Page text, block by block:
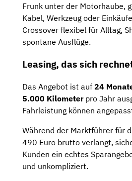
Frunk unter der Motorhaube,
Kabel, Werkzeug oder
Crossover flexibel für Alltag,
spontane Ausflüge.
Leasing, das sich
Das Angebot ist auf 24
5.000 Kilometerpro Jahr
Fahrleistung können
Während der Marktführer für
490 Euro brutto verlangt,
Kunden ein echtes
und unkompliziert.